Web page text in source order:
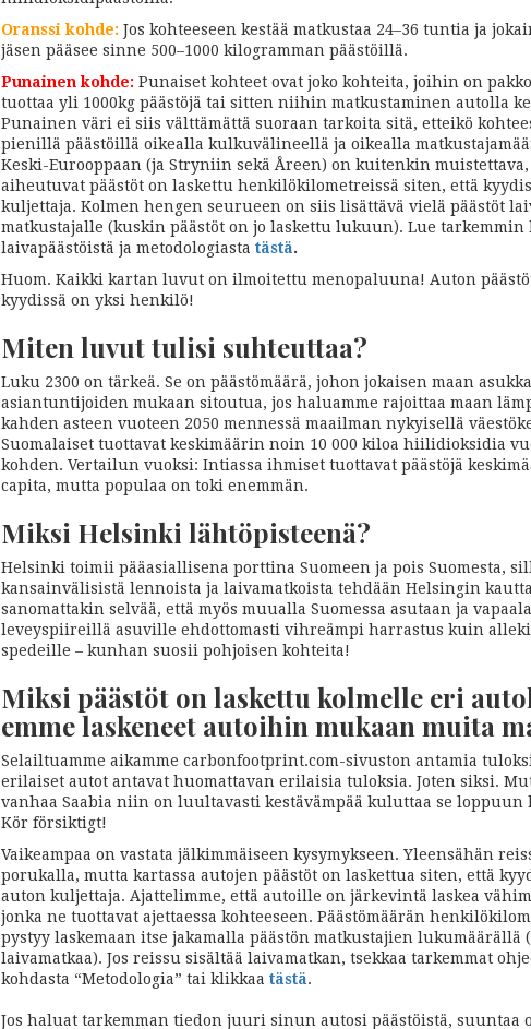
Oranssi kohde: Jos kohteeseen kestää matkustaa 24–36 tuntia ja
jäsen pääsee sinne 500–1000 kilogramman päästöillä.
Punainen kohde: Punaiset kohteet ovat joko kohteita, joihin on
tuottaa yli 1000kg päästöjä tai sitten niihin matkustaminen autolla
Punainen väri ei siis välttämättä suoraan tarkoita sitä, etteikö
pienillä päästöillä oikealla kulkuvälineellä ja oikealla
Keski-Eurooppaan (ja Stryniin sekä Åreen) on kuitenkin muistettava,
aiheutuvat päästöt on laskettu henkilökilometreissä siten, että
kuljettaja. Kolmen hengen seurueen on siis lisättävä vielä päästöt
matkustajalle (kuskin päästöt on jo laskettu lukuun). Lue tarkemmin
laivapäästöistä ja metodologiasta tästä.
Huom. Kaikki kartan luvut on ilmoitettu menopaluuna! Auton
kyydissä on yksi henkilö!
Miten luvut tulisi suhteuttaa?
Luku 2300 on tärkeä. Se on päästömäärä, johon jokaisen maan
asiantuntijoiden mukaan sitoutua, jos haluamme rajoittaa maan
kahden asteen vuoteen 2050 mennessä maailman nykyisellä
Suomalaiset tuottavat keskimäärin noin 10 000 kiloa hiilidioksidia
kohden. Vertailun vuoksi: Intiassa ihmiset tuottavat päästöjä
capita, mutta populaa on toki enemmän.
Miksi Helsinki lähtöpisteenä?
Helsinki toimii pääasiallisena porttina Suomeen ja pois Suomesta,
kansainvälisistä lennoista ja laivamatkoista tehdään Helsingin
sanomattakin selvää, että myös muualla Suomessa asutaan ja
leveyspiireillä asuville ehdottomasti vihreämpi harrastus kuin
spedeille – kunhan suosii pohjoisen kohteita!
Miksi päästöt on laskettu kolmelle eri
emme laskeneet autoihin mukaan muita
Selailtuamme aikamme carbonfootprint.com-sivuston antamia
erilaiset autot antavat huomattavan erilaisia tuloksia. Joten siksi.
vanhaa Saabia niin on luultavasti kestävämpää kuluttaa se
Kör försiktigt!
Vaikeampaa on vastata jälkimmäiseen kysymykseen. Yleensähän
porukalla, mutta kartassa autojen päästöt on laskettua siten, että
auton kuljettaja. Ajattelimme, että autoille on järkevintä laskea
jonka ne tuottavat ajettaessa kohteeseen. Päästömäärän
pystyy laskemaan itse jakamalla päästön matkustajien lukumäärällä
laivamatkaa). Jos reissu sisältää laivamatkan, tsekkaa tarkemmat
kohdasta “Metodologia” tai klikkaa tästä.
Jos haluat tarkemman tiedon juuri sinun autosi päästöistä, suuntaa